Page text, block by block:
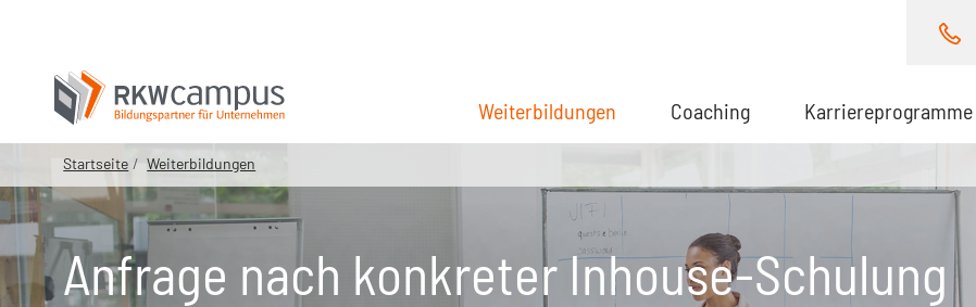
Weiterbildungen (aktuell)Coaching Karriereprogramme
Startseite Weiterbildungen
Anfrage nach konkreter Inhouse-Schulung